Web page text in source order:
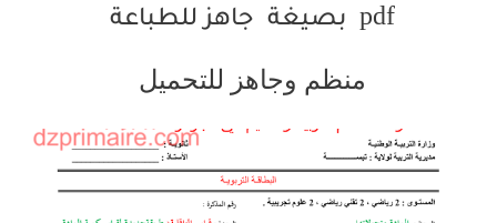
pdf بصيغة جاهز للطباعة
منظم وجاهز للتحميل